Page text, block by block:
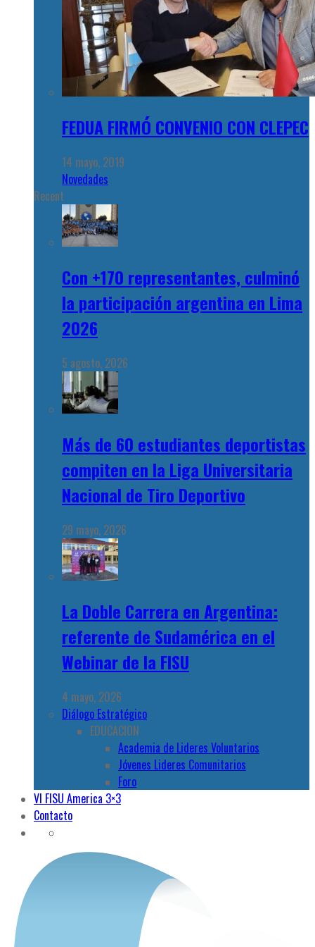
FEDUA FIRMÓ CONVENIO CON CLEPEC
14 mayo, 2019
Novedades
Recent
Con +170 representantes, culminó
la participación argentina en Lima
2026
5 agosto, 2026
Más de 60 estudiantes deportistas
compiten en la Liga Universitaria
Nacional de Tiro Deportivo
29 mayo, 2026
La Doble Carrera en Argentina:
referente de Sudamérica en el
Webinar de la FISU
4 mayo, 2026
Diálogo Estratégico
EDUCACION
Academia de Lideres Voluntarios
Jóvenes Lideres Comunitarios
Foro
VI FISU America 3×3
Contacto